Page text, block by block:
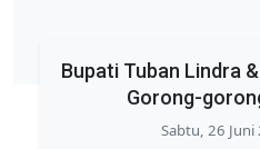
Bupati Tuban Lindra
Gorong-
Sabtu, 26